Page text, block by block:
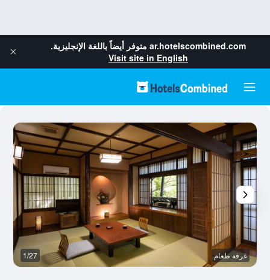
ar.hotelscombined.com متوفر أيضاً باللغة الإنجليزية.
Visit site in English
غرفة طعام 1/27